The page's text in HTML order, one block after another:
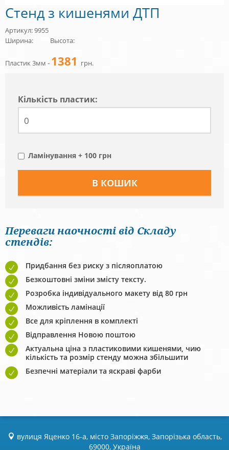
Стенд з кишенями ДТП
Артикул: 9955
Ширина:
Высота:
Пластик 3мм - 1381 грн.
Кiлькiсть пластик:
Ламінування + 100 грн
Переваги наочності від Складу
стендів:
Придбання без риску з післяоплатою
Безкоштовні зміни змісту тексту.
Розробка індивідуального макету від 80 грн
Можливість ламінації
Все для кріплення в комплекті
Відправлення Новою поштою
Актуальна ціна з пластиковими кишенями, чию
кількість та розмір стенду можна збільшити
Безпечні матеріали та яскраві фарби
вулиця Яценко 16-а, місто Запоріжжя, Запорізька область,
69000, Україна